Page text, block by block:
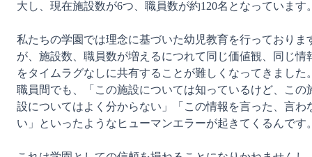
大し、現在施設数が6つ、職員数が約120名となっています
私たちの学園では理念に基づいた幼児教育を行っておりま
が、施設数、職員数が増えるにつれて同じ価値観、同じ情
をタイムラグなしに共有することが難しくなってきました
職員間でも、「この施設については知っているけど、この
設についてはよく分からない」「この情報を言った、言わ
い」といったようなヒューマンエラーが起きてくるんです